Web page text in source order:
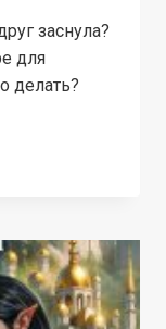
заснула?
для
делать?